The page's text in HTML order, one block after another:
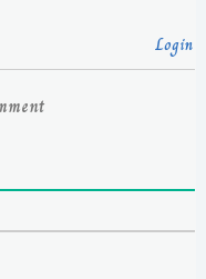
Login